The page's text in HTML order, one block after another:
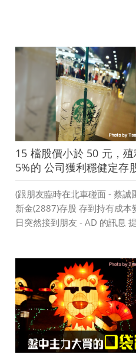
15 檔股價小於 50 元，
5%的 公司獲利穩健定存
(跟朋友臨時在北車碰面 - 蔡誠
新金(2887)存股 存到持有成本
日突然接到朋友 - AD 的訊息